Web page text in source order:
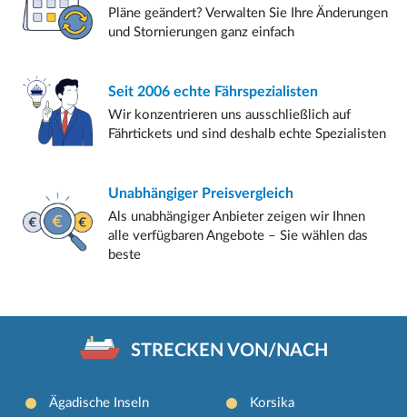
Pläne geändert? Verwalten Sie Ihre Änderungen
und Stornierungen ganz einfach
Seit 2006echte Fährspezialisten
Wir konzentrieren uns ausschließlich auf
Fährtickets und sind deshalb echte Spezialisten
UnabhängigerPreisvergleich
Als unabhängiger Anbieter zeigen wir Ihnen
alle verfügbaren Angebote – Sie wählen das
beste
STRECKEN VON/NACH
Ägadische Inseln
Korsika